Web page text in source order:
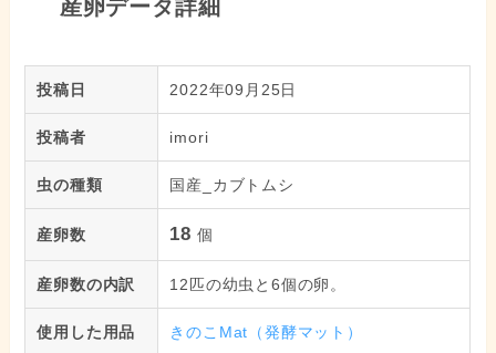
産卵データ詳細
投稿日 2022年09月25日
投稿者 imori
虫の種類 国産_カブトムシ
産卵数 18 個
産卵数の内訳 12匹の幼虫と6個の卵。
使用した用品 きのこMat（発酵マット）